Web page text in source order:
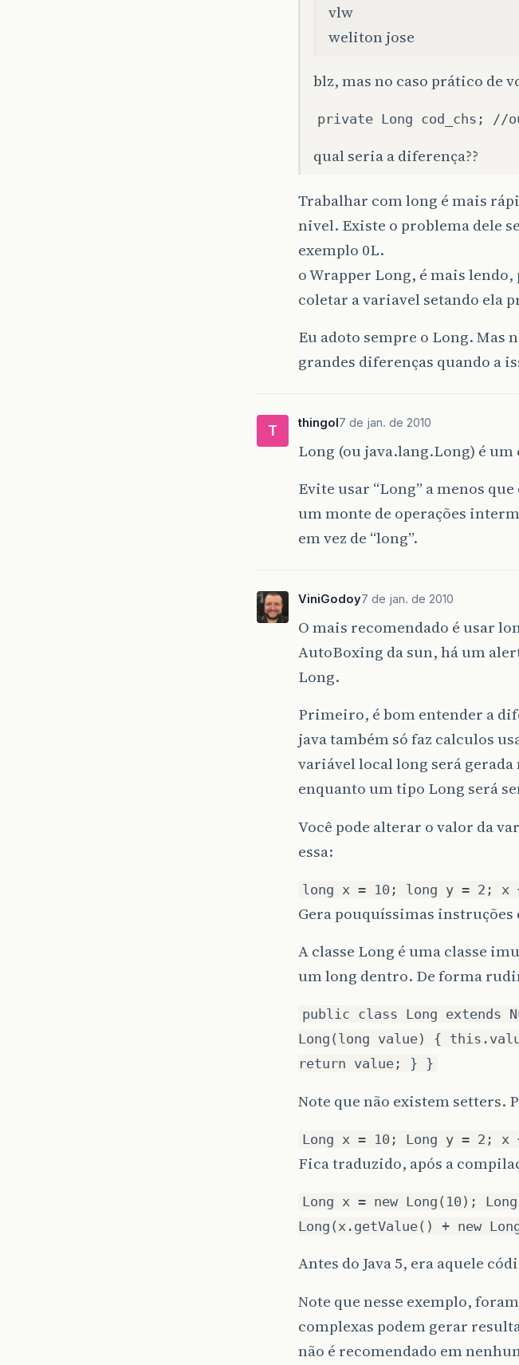
vlw
weliton jose
blz, mas no caso prático de
private Long cod_chs; //
qual seria a diferença??
Trabalhar com long é mais
nivel. Existe o problema dele
exemplo 0L.
o Wrapper Long, é mais
coletar a variavel setando ela
Eu adoto sempre o Long. Mas
grandes diferenças quando a
T thingol7 de jan. de 2010
Long (ou java.lang.Long) é
Evite usar “Long” a menos
um monte de operações
em vez de “long”.
ViniGodoy7 de jan. de 2010
O mais recomendado é usar
AutoBoxing da sun, há um
Long.
Primeiro, é bom entender a
java também só faz calculos
variável local long será
enquanto um tipo Long será
Você pode alterar o valor da
essa:
long x = 10; long y = 2; x
Gera pouquíssimas instruções
A classe Long é uma classe
um long dentro. De forma
public class Long extends
Long(long value) {
return value; } }
Note que não existem setters.
Long x = 10; Long y = 2; x
Fica traduzido, após a
Long x = new Long(10);
Long(x.getValue() + new
Antes do Java 5, era aquele
Note que nesse exemplo,
complexas podem gerar
não é recomendado em